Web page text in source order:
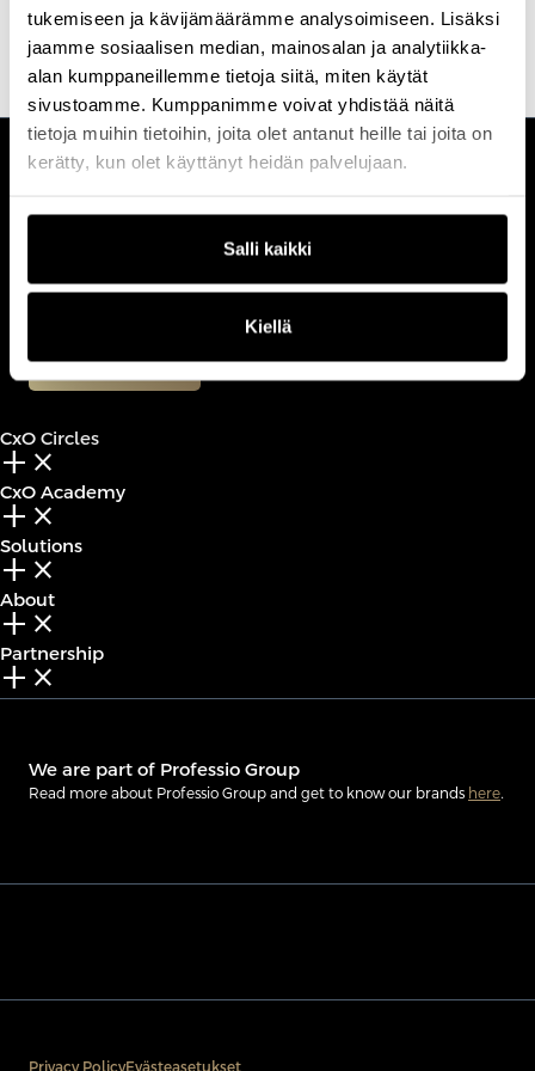
tukemiseen ja kävijämäärämme analysoimiseen. Lisäksi
jaamme sosiaalisen median, mainosalan ja analytiikka-
alan kumppaneillemme tietoja siitä, miten käytät
sivustoamme. Kumppanimme voivat yhdistää näitä
tietoja muihin tietoihin, joita olet antanut heille tai joita on
kerätty, kun olet käyttänyt heidän palvelujaan.
Salli kaikki
Kiellä
Keilaranta 1 A, 02150 Espoo
Book a call
CxO Circles
add_2 close
CxO Academy
add_2 close
Solutions
add_2 close
About
add_2 close
Partnership
add_2 close
We are part of Professio Group
Read more about Professio Group and get to know our brands here.